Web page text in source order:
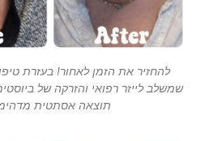
להחזיר את הזמן לאחור! בעזרת
שמשלב לייזר רפואי והזרקה של
תוצאה אסתטית